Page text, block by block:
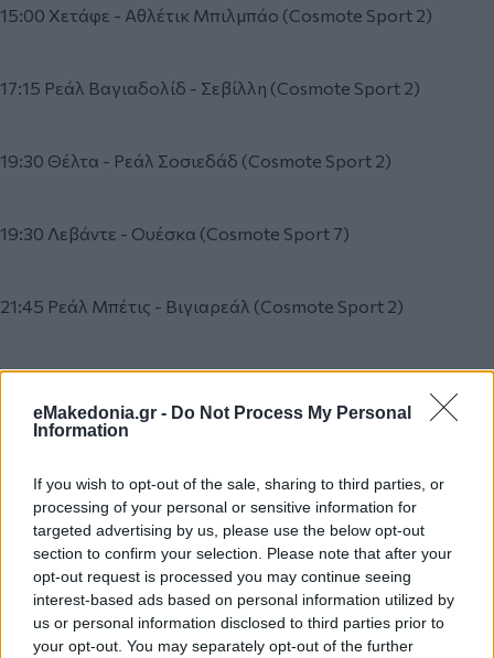
eMakedonia.gr - Do Not Process My Personal
Information
If you wish to opt-out of the sale, sharing to third parties, or
processing of your personal or sensitive information for
targeted advertising by us, please use the below opt-out
section to confirm your selection. Please note that after your
opt-out request is processed you may continue seeing
interest-based ads based on personal information utilized by
us or personal information disclosed to third parties prior to
your opt-out. You may separately opt-out of the further
15:00 Χετάφε - Αθλέτικ Μπιλμπάο (Cosmote Sport 2)
17:15 Ρεάλ Βαγιαδολίδ - Σεβίλλη (Cosmote Sport 2)
19:30 Θέλτα - Ρεάλ Σοσιεδάδ (Cosmote Sport 2)
19:30 Λεβάντε - Ουέσκα (Cosmote Sport 7)
21:45 Ρεάλ Μπέτις - Βιγιαρεάλ (Cosmote Sport 2)
Bundesliga(28ηαγωνιστική)
19:00 Μπορούσια Γκλάντμπαχ - Βέρντερ Βρέμης (Cosmote
Sport 3)
1 (31η αγωνιστική)